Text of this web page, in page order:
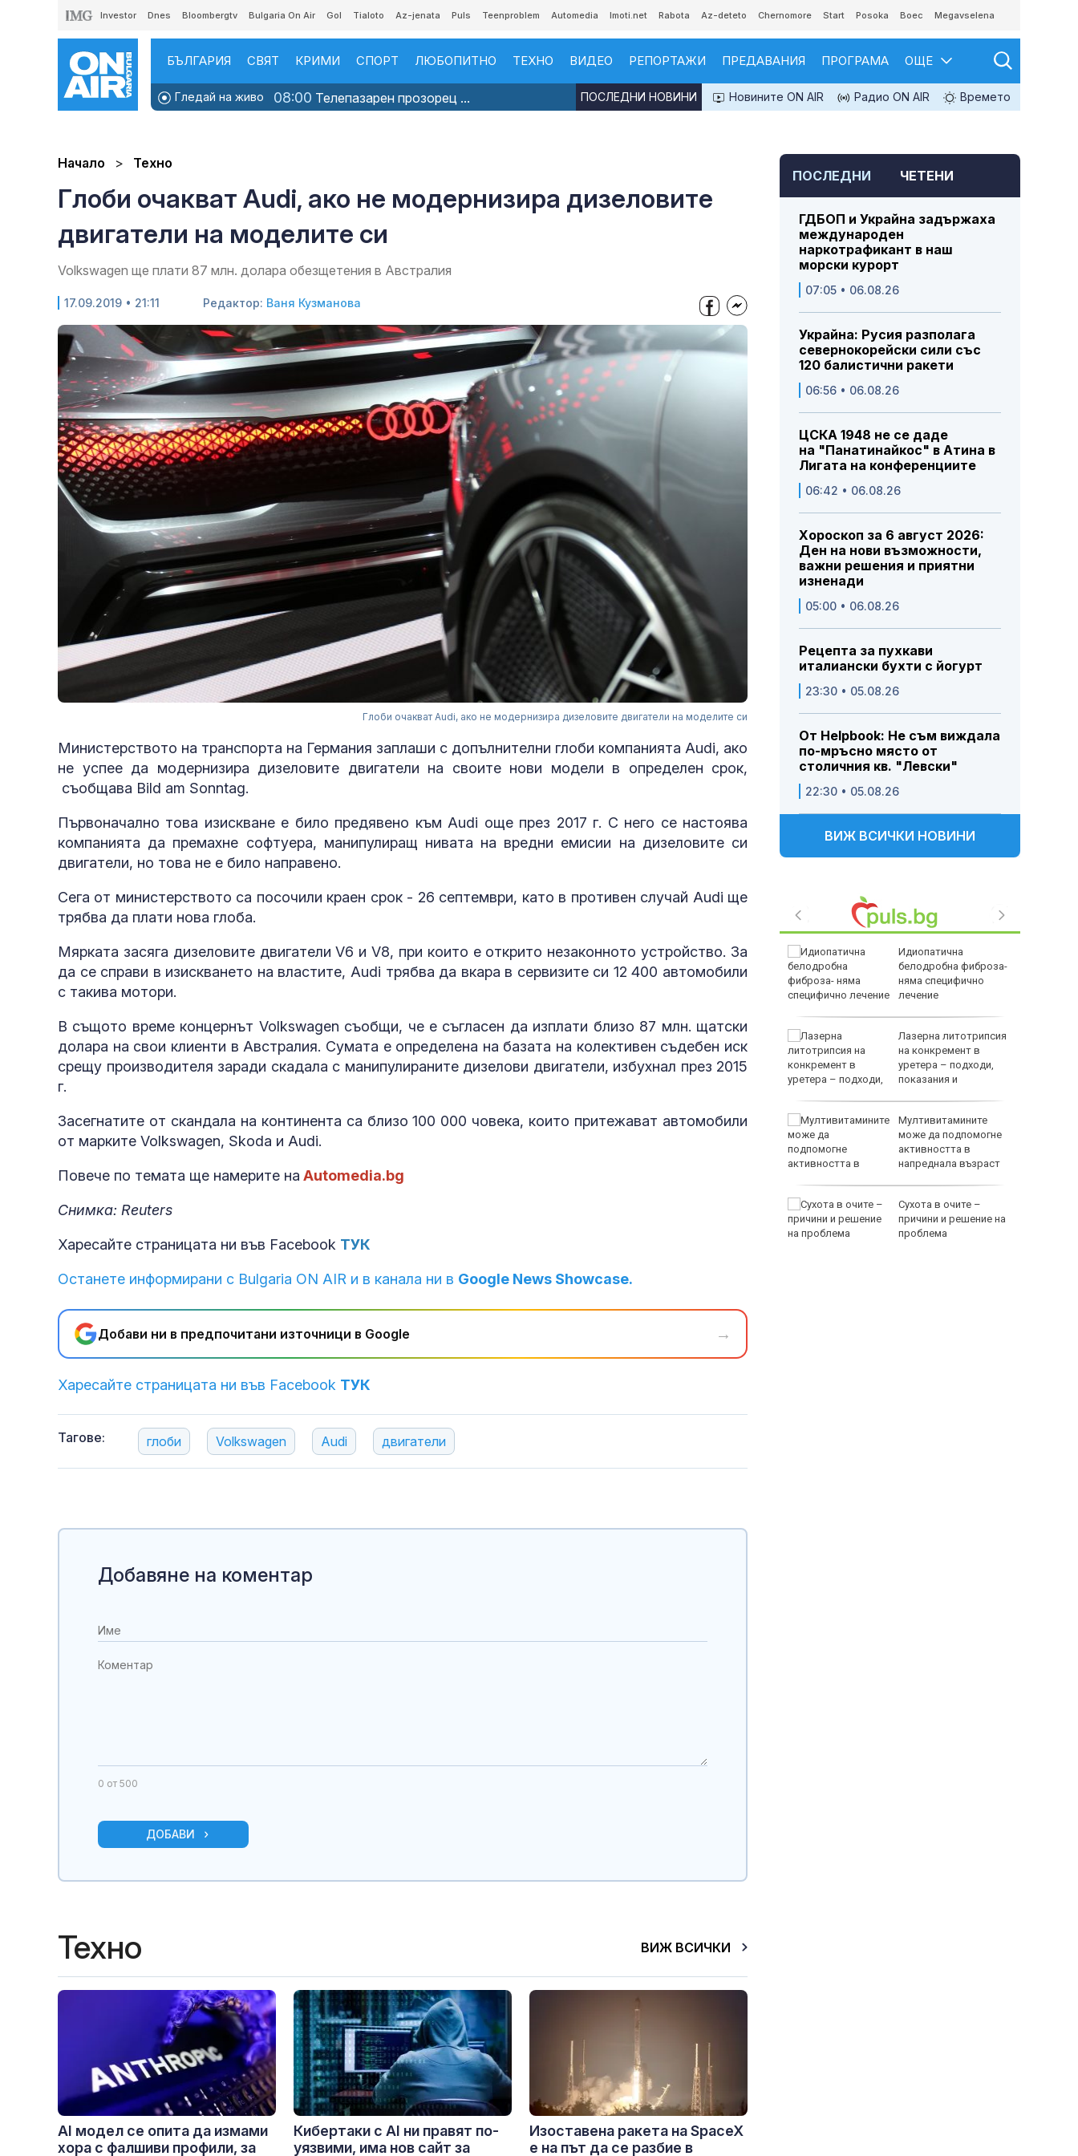
Investor Dnes Bloombergtv Bulgaria On Air Gol Tialoto Az-jenata Puls Teenproblem Automedia Imoti.net Rabota Az-deteto Chernomore Start Posoka Boec Megavselena
БЪЛГАРИЯ СВЯТ КРИМИ СПОРТ ЛЮБОПИТНО ТЕХНО ВИДЕО РЕПОРТАЖИ ПРЕДАВАНИЯ ПРОГРАМА ОЩЕ
Гледай на живо 08:00 Телепазарен прозорец ... Новините ON AIR Радио ON AIR Времето
ПОСЛЕДНИ НОВИНИ
Начало Техно
Глоби очакват Audi, ако не модернизира дизеловите
двигатели на моделите си
Volkswagen ще плати 87 млн. долара обезщетения в Австралия
17.09.2019 • 21:11 Редактор: Ваня Кузманова
Глоби очакват Audi, ако не модернизира дизеловите двигатели на моделите си
Министерството на транспорта на Германия заплаши с допълнителни глоби компанията Audi, ако
не успее да модернизира дизеловите двигатели на своите нови модели в определен срок,
съобщава Bild am Sonntag.
Първоначално това изискване е било предявено към Audi още през 2017 г. С него се настоява
компанията да премахне софтуера, манипулиращ нивата на вредни емисии на дизеловите си
двигатели, но това не е било направено.
Сега от министерството са посочили краен срок - 26 септември, като в противен случай Audi ще
трябва да плати нова глоба.
Мярката засяга дизеловите двигатели V6 и V8, при които е открито незаконното устройство. За
да се справи в изискването на властите, Audi трябва да вкара в сервизите си 12 400 автомобили
с такива мотори.
В същото време концернът Volkswagen съобщи, че е съгласен да изплати близо 87 млн. щатски
долара на свои клиенти в Австралия. Сумата е определена на базата на колективен съдебен иск
срещу производителя заради скадала с манипулираните дизелови двигатели, избухнал през 2015
г.
Засегнатите от скандала на континента са близо 100 000 човека, които притежават автомобили
от марките Volkswagen, Skoda и Audi.
Повече по темата ще намерите на Automedia.bg
Снимка: Reuters
Харесайте страницата ни във Facebook ТУК
Останете информирани с Bulgaria ON AIR и в канала ни в Google News Showcase.
Добави ни в предпочитани източници в Google →
Харесайте страницата ни във Facebook ТУК
Тагове: глоби Volkswagen Audi двигатели
ПОСЛЕДНИ ЧЕТЕНИ
ГДБОП и Украйна задържаха
международен
наркотрафикант в наш
морски курорт
07:05 • 06.08.26
Украйна: Русия разполага
севернокорейски сили със
120 балистични ракети
06:56 • 06.08.26
ЦСКА 1948 не се даде
на "Панатинайкос" в Атина в
Лигата на конференциите
06:42 • 06.08.26
Хороскоп за 6 август 2026:
Ден на нови възможности,
важни решения и приятни
изненади
05:00 • 06.08.26
Рецепта за пухкави
италиански бухти с йогурт
23:30 • 05.08.26
От Helpbook: Не съм виждала
по-мръсно място от
столичния кв. "Левски"
22:30 • 05.08.26
ВИЖ ВСИЧКИ НОВИНИ
Има ли алтернатива на
НАТО за Украйна?
Убитият мъж в
Пловдив е на 31
години от Кричим
ЦСКА 1948 с
Идиопатична
белодробна фиброза-
няма специфично
лечение
Лазерна литотрипсия
на конкремент в
уретера – подходи,
показания и
Мултивитамините
може да подпомогне
активността в
напреднала възраст
Сухота в очите –
причини и решение на
проблема
Добавяне на коментар
0 от 500
ДОБАВИ
Техно ВИЖ ВСИЧКИ
AI модел се опита да измами
хора с фалшиви профили, за
Кибертаки с AI ни правят по-
уязвими, има нов сайт за
Изоставена ракета на SpaceX
е на път да се разбие в